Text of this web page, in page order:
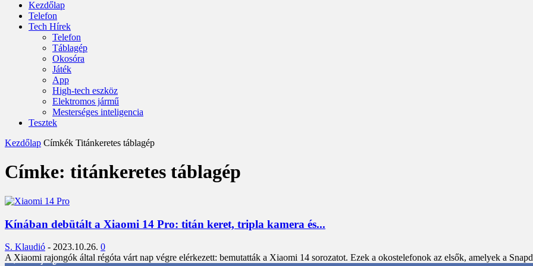
Kezdőlap
Telefon
Tech Hírek
Telefon
Táblagép
Okosóra
Játék
App
High-tech eszköz
Elektromos jármű
Mesterséges inteligencia
Tesztek
Kezdőlap Címkék Titánkeretes táblagép
Címke: titánkeretes táblagép
Kínában debütált a Xiaomi 14 Pro: titán keret, tripla kamera és...
S. Klaudió - 2023.10.26. 0
A Xiaomi rajongók által régóta várt nap végre elérkezett: bemutatták a Xiaomi 14 sorozatot. Ezek a okostelefonok az elsők, amelyek a
3,452 Rajongók